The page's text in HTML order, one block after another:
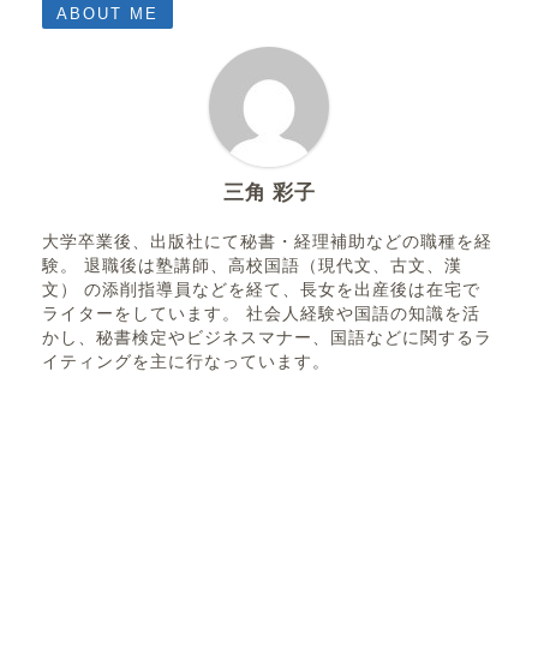
ABOUT ME
三角 彩子
大学卒業後、出版社にて秘書・経理補助などの職種を経
験。 退職後は塾講師、高校国語（現代文、古文、漢
文） の添削指導員などを経て、長女を出産後は在宅で
ライターをしています。 社会人経験や国語の知識を活
かし、秘書検定やビジネスマナー、国語などに関するラ
イティングを主に行なっています。